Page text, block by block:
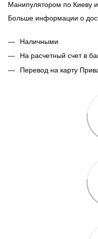
Манипулятором по Киеву и
Больше информации о
Наличными
На расчетный счет в
Перевод на карту